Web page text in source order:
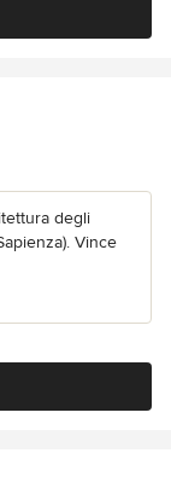
degli
Vince